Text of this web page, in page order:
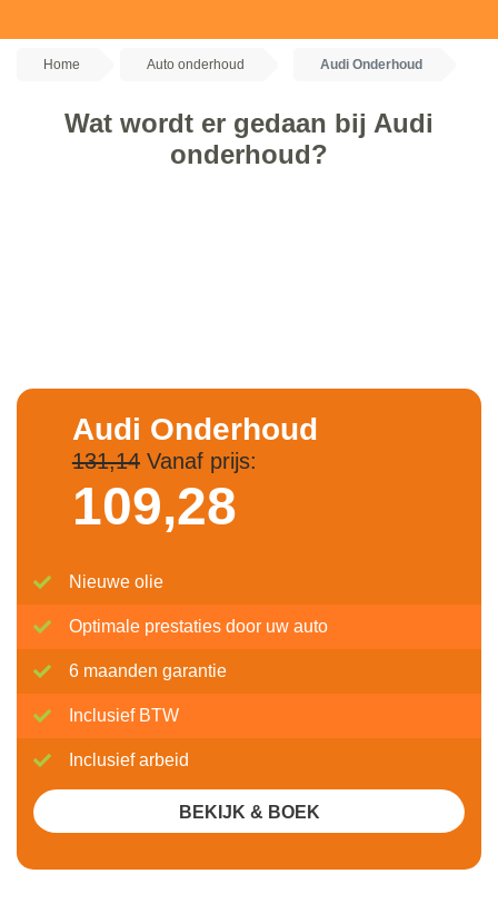
Home Auto onderhoud Audi Onderhoud
Wat wordt er gedaan bij Audi
onderhoud?
Audi Onderhoud
131,14Vanaf prijs:
109,28
Nieuwe olie
Optimale prestaties door uw auto
6 maanden garantie
Inclusief BTW
Inclusief arbeid
BEKIJK & BOEK